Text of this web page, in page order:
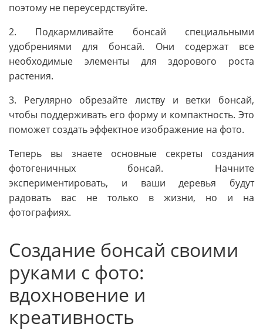
поэтому не переусердствуйте.
2. Подкармливайте бонсай специальными
удобрениями для бонсай. Они содержат все
необходимые элементы для здорового роста
растения.
3. Регулярно обрезайте листву и ветки бонсай,
чтобы поддерживать его форму и компактность. Это
поможет создать эффектное изображение на фото.
Теперь вы знаете основные секреты создания
фотогеничных бонсай. Начните
экспериментировать, и ваши деревья будут
радовать вас не только в жизни, но и на
фотографиях.
Создание бонсай своими
руками с фото:
вдохновение и
креативность